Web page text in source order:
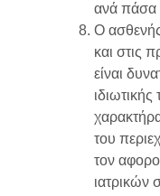
ανά πάσα
Ο ασθενής
και στις
είναι
του
τον
ιατρικών